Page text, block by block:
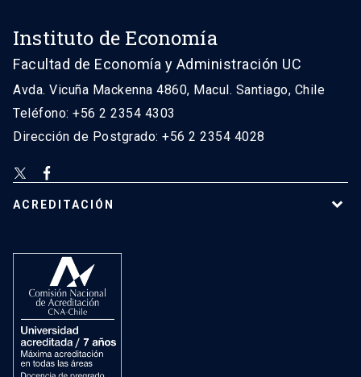
Instituto de Economía
Facultad de Economía y Administración UC
Avda. Vicuña Mackenna 4860, Macul. Santiago, Chile
Teléfono: +56 2 2354 4303
Dirección de Postgrado: +56 2 2354 4028
ACREDITACIÓN